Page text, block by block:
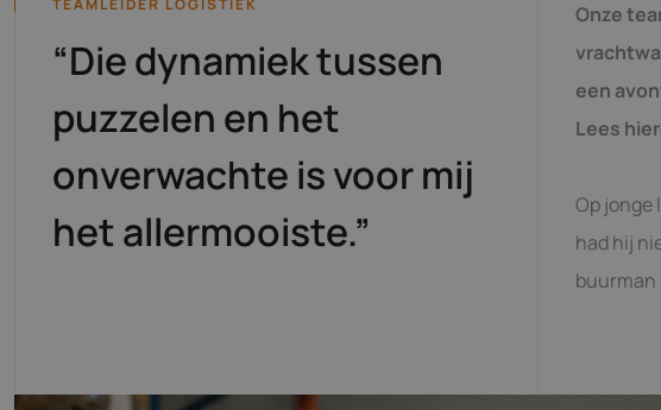
High-end Food
Consumer goods
TEAMLEIDER LOGISTIEK
“Die dynamiek tussen
puzzelen en het
onverwachte is voor mij
het allermooiste.”
Onze
een
Lees
Op jonge
had hij
buurman